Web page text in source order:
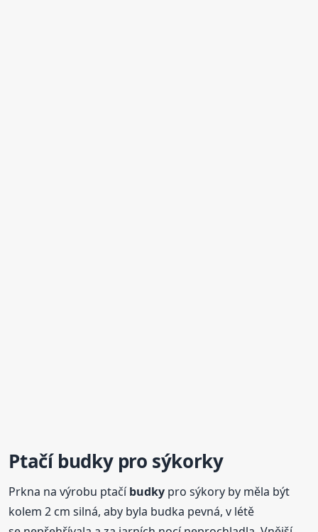
Ptačíbudky pro sýkorky
Prkna na výrobu ptačíbudky pro sýkory by měla být
kolem 2 cm silná, aby byla budka pevná, v létě